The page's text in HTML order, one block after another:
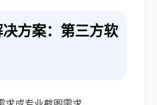
方案：第三方软